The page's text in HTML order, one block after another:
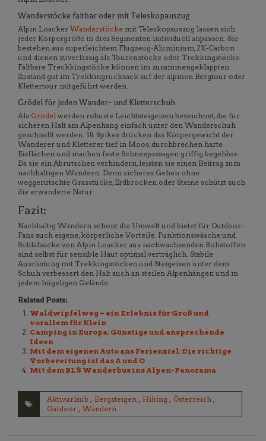
Wanderstöcke faltbar oder mit Teleskopauszug
Alpin Loacker Wanderstöcke mit Teleskopauszug lassen sich
jeder Körpergröße in drei Segmenten individuell anpassen. Sie
bestehen aus superleichtem Flugzeug-Aluminium, 2K-Carbon
und dienen zuverlässig als Tourenstöcke oder Trekkingstöcke.
Faltbare Treckkingstöcke können im zusammengeklappten
Zustand gut im Trekkingrucksack auf der alpinen Bergtour oder
Klettertour mitgeführt werden.
Grödel für jeden Wander- und Kletterschuh
Als Grödel werden robuste Leichtsteigeisen bezeichnet, die für
sicheren Halt am Alpenhang einfach unter den Wanderschuh
geschnallt werden. 18 Spikes drücken das Körpergewicht der
Wanderer und Kletterer tief in Moos, durchbrechen harte
Eisflächen und machen feste Schneepassagen griffig begehbar.
Da sie ein Abrutschen verhindern, leisten sie einen Beitrag zum
nachhaltigen Wandern. Denn sicheres Gehen ohne
weggerutschte Grasstücke, Erdbrocken oder Steine schützt auch
die erwanderte Natur.
Fazit:
Nachhaltig Wandern schont die Umwelt und bietet für Outdoor-
Fans auch eigene, körperliche Vorteile. Funktionswäsche und
Schlafsäcke von Alpin Loacker aus nachwachsenden Rohstoffen
sind selbst für sensible Haut optimal verträglich. Stabile
Ausrüstung mit Trekkingstöcken und Steigeisen unter dem
Schuh verbessert den Halt auch an steilen Alpenhängen und in
jedem hügeligen Gelände.
Related Posts:
Waldwipfelweg – ein Erlebnis für Groß und
vorallem für Klein
Camping in Europa: Günstige und ansprechende
Ideen
Mit dem eigenen Auto ans Ferienziel: Die richtige
Vorbereitung ist das A und O
Mit dem BLS Wanderbus ins Alpen-Panorama
Aktivurlaub , Bergsteigen , Hiking , Österreich ,
Outdoor , Wandern